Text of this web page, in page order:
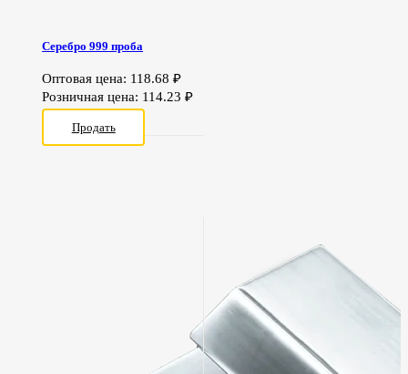
Серебро 999 проба
Оптовая цена: 118.68₽
Розничная цена: 114.23₽
Продать